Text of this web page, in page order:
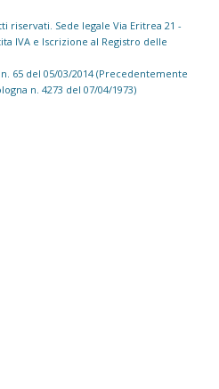
riservati. Sede legale Via Eritrea 21 -
IVA e Iscrizione al Registro delle
65 del 05/03/2014 (Precedentemente
n. 4273 del 07/04/1973)